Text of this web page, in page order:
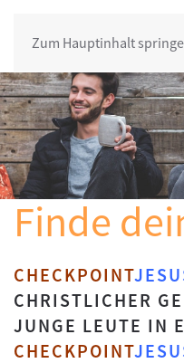
Zum Hauptinhalt
Finde
CHECKPOINT
CHRISTLICHER
JUNGE LEUTE IN
CHECKPOINT